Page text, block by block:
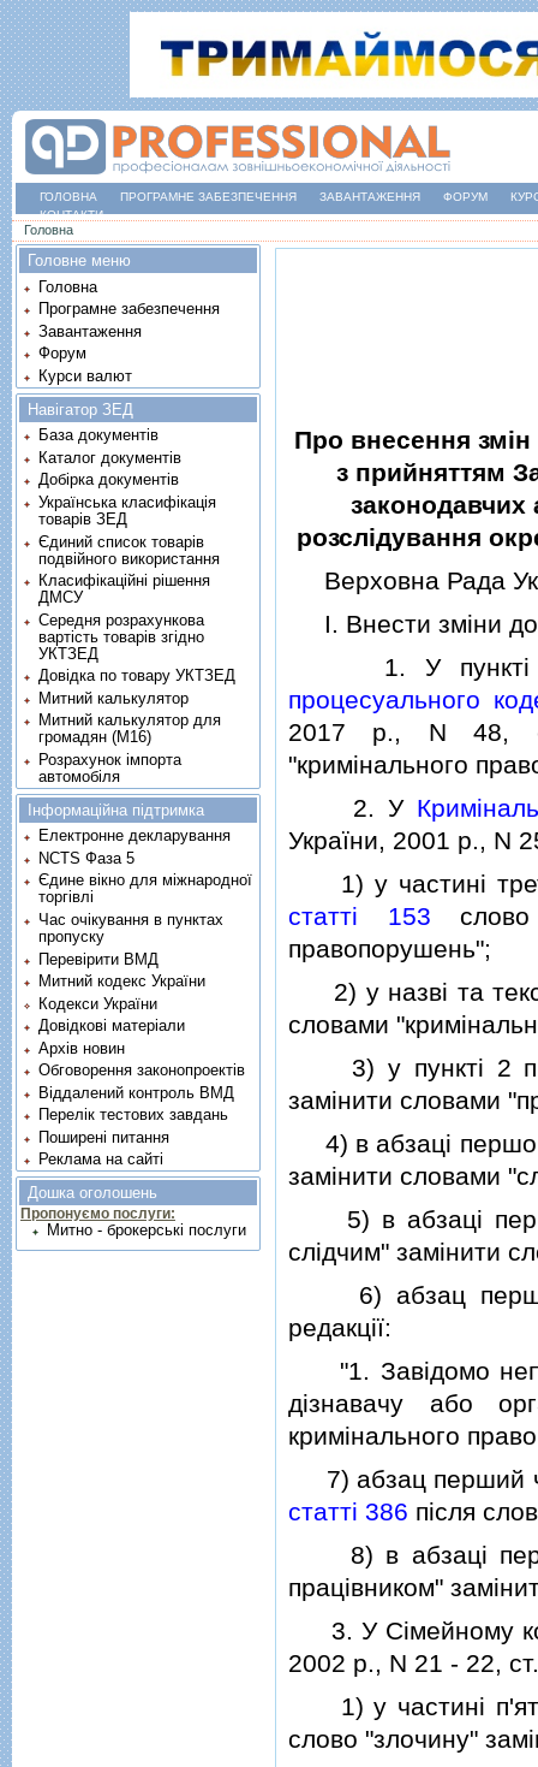
ГОЛОВНА ПРОГРАМНЕ ЗАБЕЗПЕЧЕННЯ ЗАВАНТАЖЕННЯ ФОРУМ
КОНТАКТИ
Ви є тут
Головна
Про внесення змiн
з прийняттям
розслiдування
Верховна Рада
I. Внести змiни до
1. У пунктi 3
процесуального
2017 р., N 48,
"кримiнального
2. У
України, 2001 р., N
1) у частинi
статтi 153 слово
правопорушень";
2) у назвi та
словами
3) у пунктi 2
замiнити словами
4) в абзацi
замiнити словами
5) в абзацi
слiдчим" замiнити
6) абзац
редакцiї:
"1. Завiдомо
дiзнавачу або
кримiнального
7) абзац перший
статтi 386 пiсля
8) в абзацi
працiвником"
3. У Сiмейному
2002 р., N 21 - 22,
1) у частинi
слово "злочину"
Головне меню
Головна
Програмне забезпечення
Завантаження
Форум
Курси валют
Навігатор ЗЕД
База документів
Каталог документів
Добірка документів
Українська класифікація
товарів ЗЕД
Єдиний список товарів
подвійного використання
Класифікаційні рішення
ДМСУ
Середня розрахункова
вартість товарів згідно
УКТЗЕД
Довідка по товару УКТЗЕД
Митний калькулятор
Митний калькулятор для
громадян (М16)
Розрахунок імпорта
автомобіля
Інформаційна підтримка
Електронне декларування
NCTS Фаза 5
Єдине вікно для міжнародної
торгівлі
Час очікування в пунктах
пропуску
Перевірити ВМД
Митний кодекс України
Кодекси України
Довідкові матеріали
Архів новин
Обговорення законопроектів
Віддалений контроль ВМД
Перелік тестових завдань
Поширені питання
Реклама на сайті
Дошка оголошень
Пропонуємо послуги:
Митно - брокерські послуги